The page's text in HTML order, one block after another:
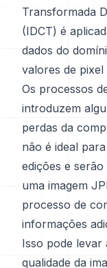
Transformada
(IDCT) é
dados do
valores de pixel
Os processos
introduzem
perdas da
não é ideal
edições e
uma imagem
processo de
informações
Isso pode levar
qualidade da